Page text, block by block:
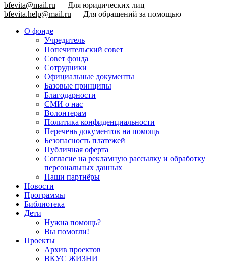
bfevita@mail.ru — Для юридических лиц
bfevita.help@mail.ru — Для обращений за помощью
О фонде
Учредитель
Попечительский совет
Совет фонда
Сотрудники
Официальные документы
Базовые принципы
Благодарности
СМИ о нас
Волонтерам
Политика конфиденциальности
Перечень документов на помощь
Безопасность платежей
Публичная оферта
Согласие на рекламную рассылку и обработку
персональных данных
Наши партнёры
Новости
Программы
Библиотека
Дети
Нужна помощь?
Вы помогли!
Проекты
Архив проектов
ВКУС ЖИЗНИ